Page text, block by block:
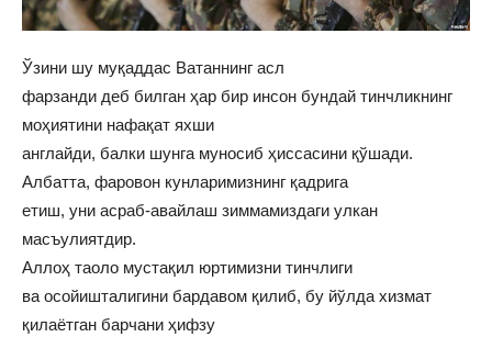
Ўзини шу муқаддас Ватаннинг асл
фарзанди деб билган ҳар бир инсон бундай тинчликнинг
моҳиятини нафақат яхши
англайди, балки шунга муносиб ҳиссасини қўшади.
Албатта, фаровон кунларимизнинг қадрига
етиш, уни асраб-авайлаш зиммамиздаги улкан
масъулиятдир.
Аллоҳ таоло мустақил юртимизни тинчлиги
ва осойишталигини бардавом қилиб, бу йўлда хизмат
қилаётган барчани ҳифзу